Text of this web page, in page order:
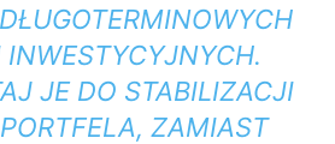
INWESTYCYJNYCH.
JE DO STABILIZACJI
ZAMIAST